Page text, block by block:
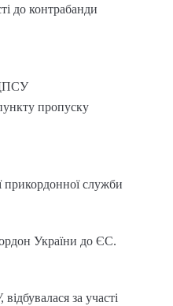
до контрабанди
ДПСУ
пропуску
служби
України до ЄС.
за участі